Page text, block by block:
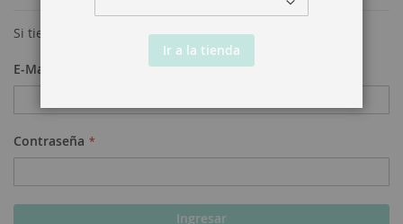
Si tiene una cuenta, ingrese con su dirección de email.
E-Mail
Contraseña
Ingresar
Ir a la tienda